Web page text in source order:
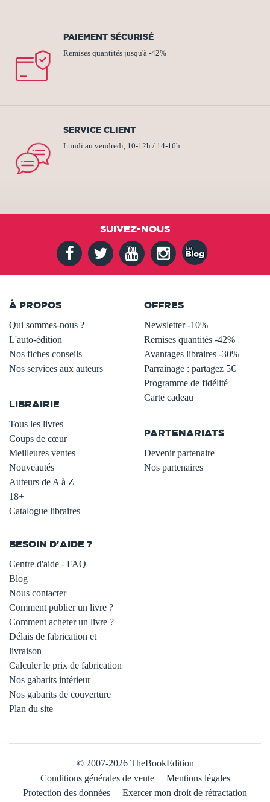
PAIEMENT SÉCURISÉ
Remises quantités jusqu'à -42%
SERVICE CLIENT
Lundi au vendredi, 10-12h / 14-16h
SUIVEZ-NOUS
À PROPOS
Qui sommes-nous ?
L'auto-édition
Nos fiches conseils
Nos services aux auteurs
LIBRAIRIE
Tous les livres
Coups de cœur
Meilleures ventes
Nouveautés
Auteurs de A à Z
18+
Catalogue libraires
OFFRES
Newsletter -10%
Remises quantités -42%
Avantages libraires -30%
Parrainage : partagez 5€
Programme de fidélité
Carte cadeau
PARTENARIATS
Devenir partenaire
Nos partenaires
BESOIN D'AIDE ?
Centre d'aide - FAQ
Blog
Nous contacter
Comment publier un livre ?
Comment acheter un livre ?
Délais de fabrication et
livraison
Calculer le prix de fabrication
Nos gabarits intérieur
Nos gabarits de couverture
Plan du site
© 2007-2026 TheBookEdition
Conditions générales de vente
Mentions légales
Protection des données
Exercer mon droit de rétractation